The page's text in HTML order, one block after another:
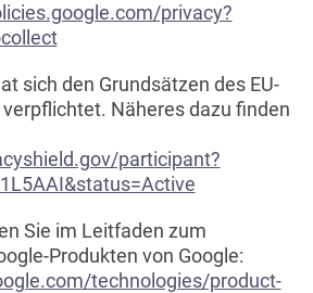
privacy?
sich den Grundsätzen des EU-
verpflichtet. Näheres dazu finden
participant?
Sie im Leitfaden zum
Produkten von Google:
technologies/product-